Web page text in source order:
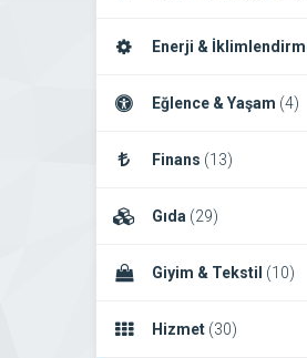
Enerji &
Eğlence & Yaşam (4)
Finans (13)
Gıda (29)
Giyim & Tekstil (10)
Hizmet (30)